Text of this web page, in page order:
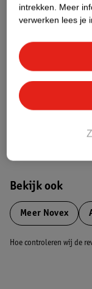
Nature Impact
Bestel &
Aanvullende
Bekijk ook
Meer Novex
Hoe controleren wij de
intrekken. Meer
verwerken lees je